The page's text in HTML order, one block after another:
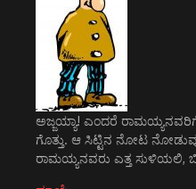
ಅಜ್ಜಯ್ಯಾ! ಎಂದರೆ
ಗೊತ್ತು. ಆ ಸಿಟ್ಟಿನ ನೋಟ
ರಾಮಯ್ಯನವರು ಎತ್ತ